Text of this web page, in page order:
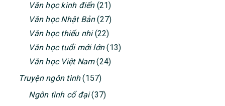
Văn học kinh điển(21)
Văn học Nhật Bản(27)
Văn học thiếu nhi(22)
Văn học tuổi mới lớn(13)
Văn học Việt Nam(24)
Truyện ngôn tình(157)
Ngôn tình cổ đại(37)